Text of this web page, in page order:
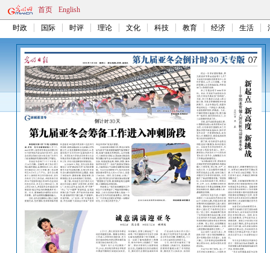
首页 English
时政 国际 时评 理论 文化 科技 教育 经济 生活